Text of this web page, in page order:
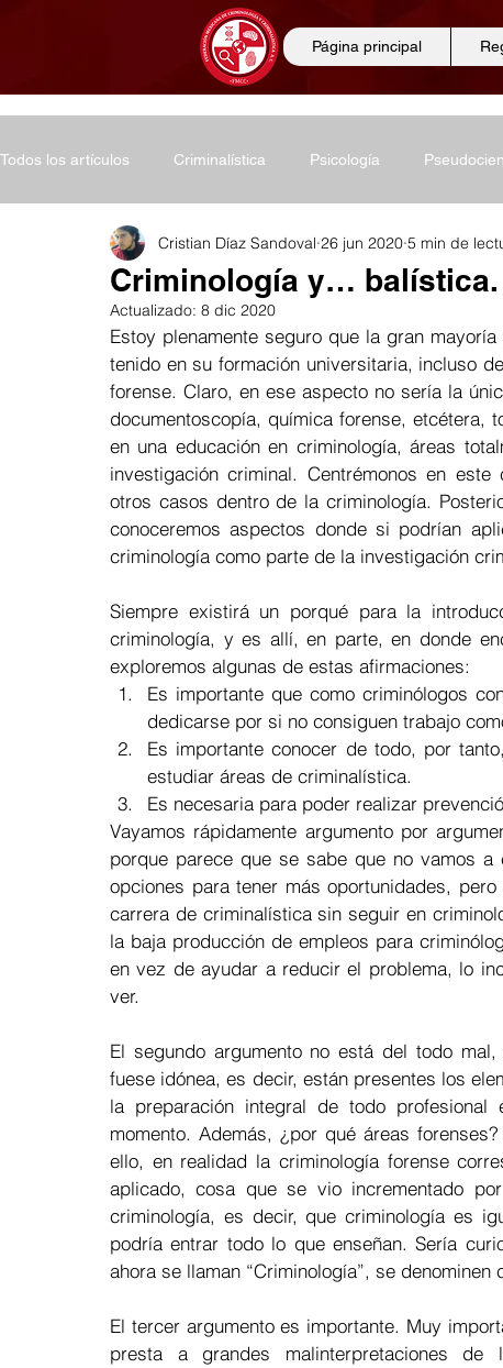
Página principal
Todos los artículos Criminalística Psicología
Investigación criminal Conferencias
Ciencias criminológicas Ciencias biológicas Ciencia
Educación Entrevistas Derecho Diplomados
Revista FMCC Procesos
Criminología y… balística.
Cristian Díaz Sandoval 26 jun 2020 5 min de
Actualizado: 8 dic 2020
Estoy plenamente seguro que la gran
tenido en su formación universitaria, incluso
forense. Claro, en ese aspecto no sería la
documentoscopía, química forense, etcétera,
en una educación en criminología, áreas
investigación criminal. Centrémonos en
otros casos dentro de la criminología.
conoceremos aspectos donde si podrían
criminología como parte de la investigación
Siempre existirá un porqué para la
criminología, y es allí, en parte, en donde
exploremos algunas de estas afirmaciones:
Es importante que como criminólogos
dedicarse por si no consiguen trabajo
Es importante conocer de todo, por
estudiar áreas de criminalística.
Es necesaria para poder realizar
Vayamos rápidamente argumento por
porque parece que se sabe que no vamos
opciones para tener más oportunidades,
carrera de criminalística sin seguir en
la baja producción de empleos para
en vez de ayudar a reducir el problema, lo
ver.
El segundo argumento no está del todo
fuese idónea, es decir, están presentes los
la preparación integral de todo
momento. Además, ¿por qué áreas
ello, en realidad la criminología forense
aplicado, cosa que se vio incrementado
criminología, es decir, que criminología es
podría entrar todo lo que enseñan. Sería
ahora se llaman “Criminología”, se denominen
El tercer argumento es importante. Muy
presta a grandes malinterpretaciones